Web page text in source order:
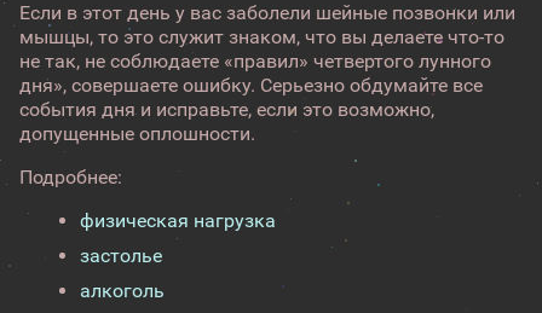
Если в этот день у вас заболели шейные позвонки или
мышцы, то это служит знаком, что вы делаете что-то
не так, не соблюдаете «правил» четвертого лунного
дня», совершаете ошибку. Серьезно обдумайте все
события дня и исправьте, если это возможно,
допущенные оплошности.
Подробнее:
физическая нагрузка
застолье
алкоголь